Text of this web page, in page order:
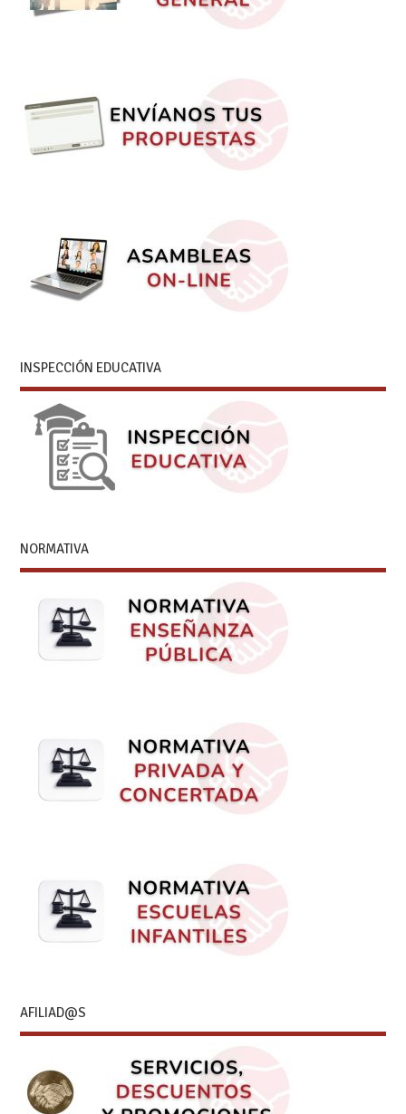
INSPECCIÓN EDUCATIVA
NORMATIVA
AFILIAD@S